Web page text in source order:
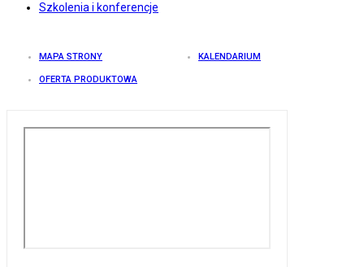
Szkolenia i konferencje
MAPA STRONY KALENDARIUM
OFERTA PRODUKTOWA